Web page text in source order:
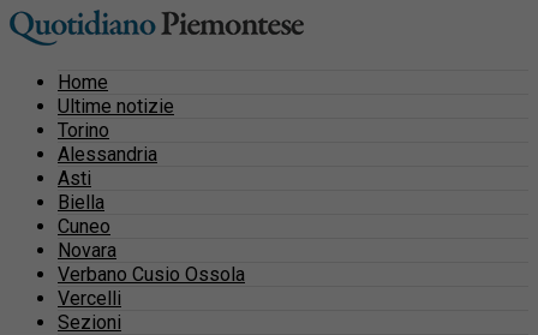
Home
Ultime notizie
Torino
Alessandria
Asti
Biella
Cuneo
Novara
Verbano Cusio Ossola
Vercelli
Sezioni